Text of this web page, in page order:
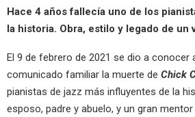
Hace 4 años fallecía uno de los
la historia. Obra, estilo y legado de un
El 9 de febrero de 2021 se dio a conocer
comunicado familiar la muerte de Chick
pianistas de jazz más influyentes de la
esposo, padre y abuelo, y un gran